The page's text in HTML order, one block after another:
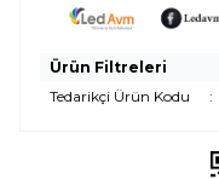
Ürün Filtreleri
Tedarikçi Ürün Kodu
: